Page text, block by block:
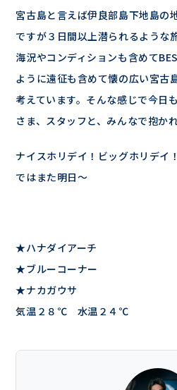
宮古島と言えば伊良部島下地島の
ですが３日間以上潜られるような
海況やコンディションも含めて
ように遠征も含めて懐の広い宮古
考えています。そんな感じで今日
さま、スタッフと、みんなで抱か
ナイスホリデイ！ビッグホリデイ！
ではまた明日～
★ハナダイアーチ
★ブルーコーナー
★ナカガウサ
気温２８℃ 水温２４℃